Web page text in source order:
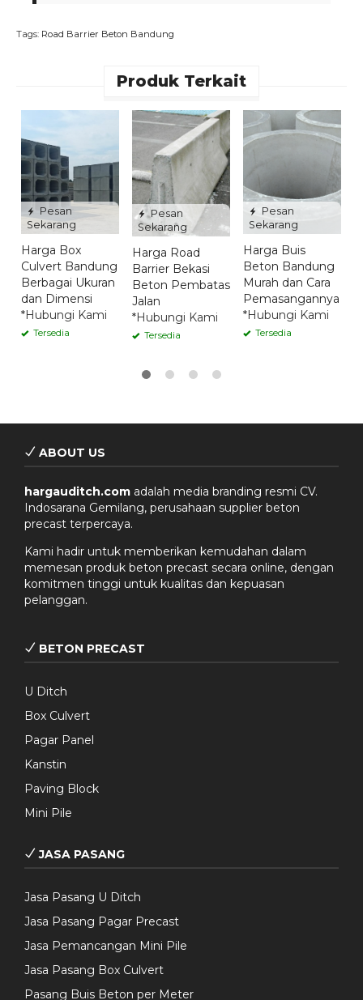
Tags: Road Barrier Beton Bandung
Produk Terkait
Pesan
Sekarang
Harga Box
Culvert Bandung
Berbagai Ukuran
dan Dimensi
*Hubungi Kami
Tersedia
Pesan
Sekarang
Harga Road
Barrier Bekasi
Beton Pembatas
Jalan
*Hubungi Kami
Tersedia
Pesan
Sekarang
Harga Buis
Beton Bandung
Murah dan Cara
Pemasangannya
*Hubungi Kami
Tersedia
ABOUT US
hargauditch.com adalah media branding resmi CV.
Indosarana Gemilang, perusahaan supplier beton
precast terpercaya.
Kami hadir untuk memberikan kemudahan dalam
memesan produk beton precast secara online, dengan
komitmen tinggi untuk kualitas dan kepuasan
pelanggan.
BETON PRECAST
U Ditch
Box Culvert
Pagar Panel
Kanstin
Paving Block
Mini Pile
JASA PASANG
Jasa Pasang U Ditch
Jasa Pasang Pagar Precast
Jasa Pemancangan Mini Pile
Jasa Pasang Box Culvert
Pasang Buis Beton per Meter